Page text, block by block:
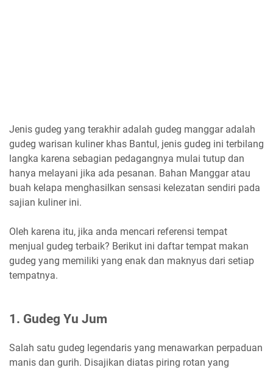
Jenis gudeg yang terakhir adalah gudeg manggar adalah
gudeg warisan kuliner khas Bantul, jenis gudeg ini terbilang
langka karena sebagian pedagangnya mulai tutup dan
hanya melayani jika ada pesanan. Bahan Manggar atau
buah kelapa menghasilkan sensasi kelezatan sendiri pada
sajian kuliner ini.
Oleh karena itu, jika anda mencari referensi tempat
menjual gudeg terbaik? Berikut ini daftar tempat makan
gudeg yang memiliki yang enak dan maknyus dari setiap
tempatnya.
1. Gudeg Yu Jum
Salah satu gudeg legendaris yang menawarkan perpaduan
manis dan gurih. Disajikan diatas piring rotan yang